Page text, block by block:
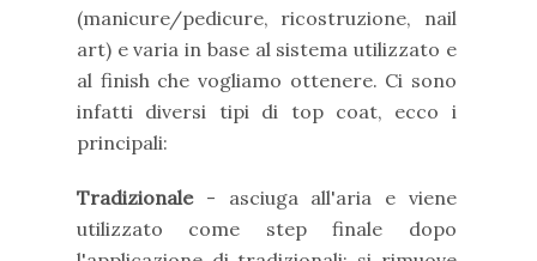
(manicure/pedicure, ricostruzione, nail
art) e varia in base al sistema utilizzato e
al finish che vogliamo ottenere. Ci sono
infatti diversi tipi di top coat, ecco i
principali:
Tradizionale - asciuga all'aria e viene
utilizzato come step finale dopo